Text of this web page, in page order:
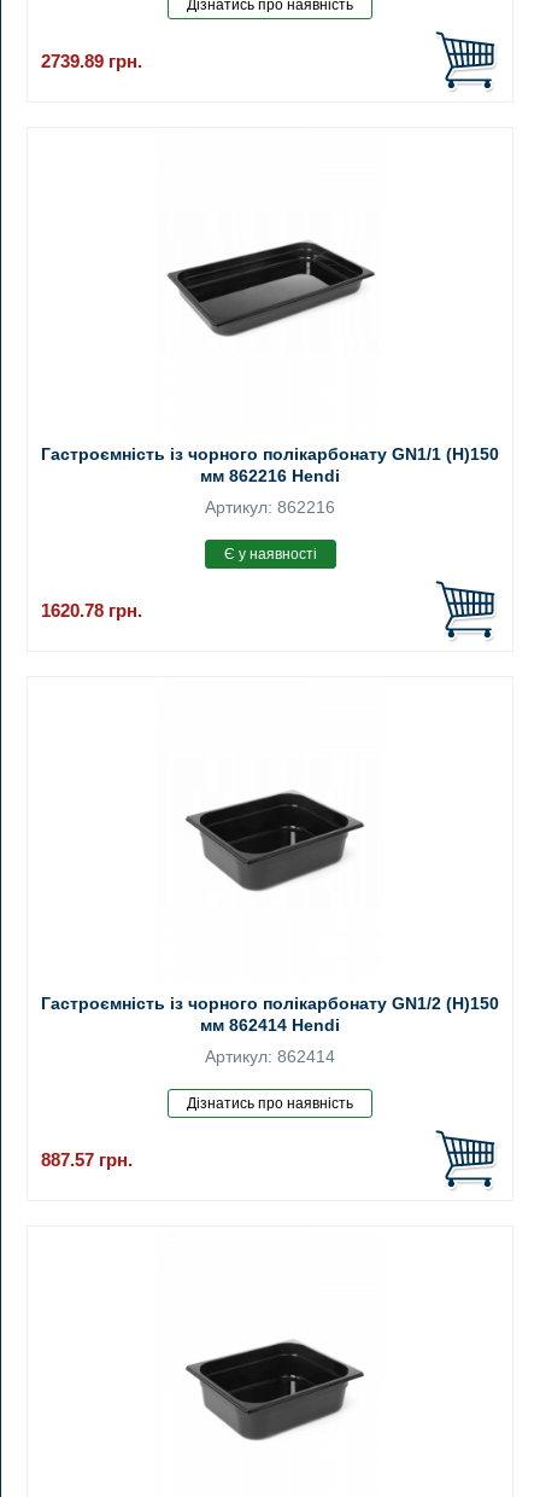
2739.89 грн.
Гастроємність із чорного полікарбонату GN1/1 (H)150
мм 862216 Hendi
Артикул: 862216
1620.78 грн.
Гастроємність із чорного полікарбонату GN1/2 (H)150
мм 862414 Hendi
Артикул: 862414
887.57 грн.